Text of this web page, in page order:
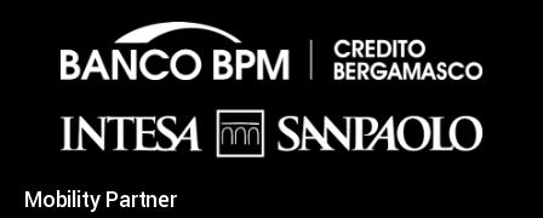
Mobility Partner